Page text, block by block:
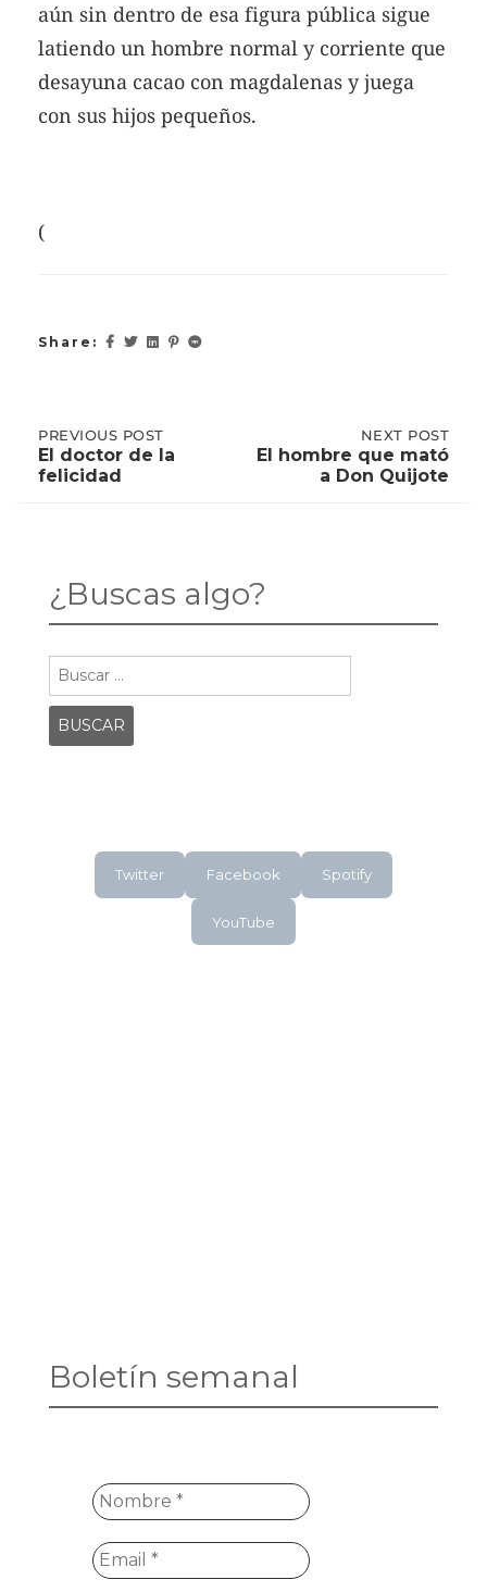
aún sin dentro de esa figura pública sigue
latiendo un hombre normal y corriente que
desayuna cacao con magdalenas y juega
con sus hijos pequeños.
(
Share:
Post
PREVIOUS
POST:
EL
DOCTOR
PREVIOUS POST
El doctor de la
felicidad
POST:
NEXT POST
El hombre que mató
a Don Quijote
¿Buscas algo?
Twitter Facebook Spotify
YouTube
Boletín semanal